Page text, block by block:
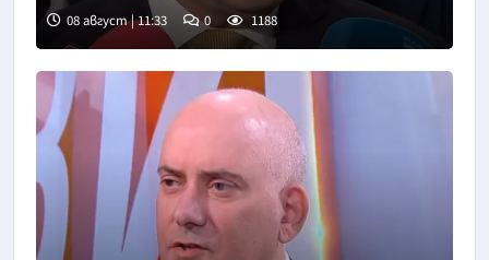
08 август | 11:33 0 1188